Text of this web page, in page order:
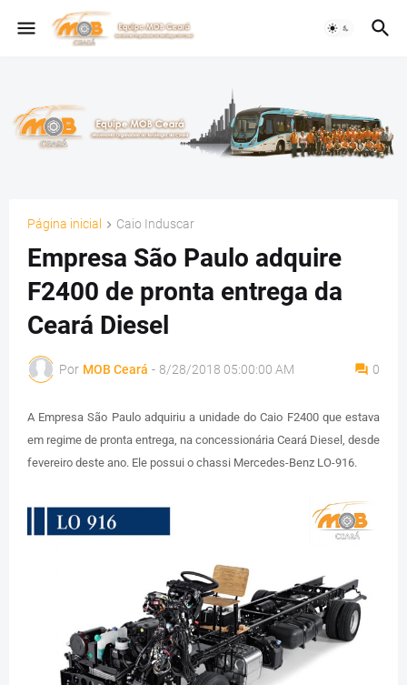
Página inicial Caio Induscar
Empresa São Paulo adquire
F2400 de pronta entrega da
Ceará Diesel
Por MOB Ceará - 8/28/2018 05:00:00 AM 0
A Empresa São Paulo adquiriu a unidade do Caio F2400 que estava
em regime de pronta entrega, na concessionária Ceará Diesel, desde
fevereiro deste ano. Ele possui o chassi Mercedes-Benz LO-916.